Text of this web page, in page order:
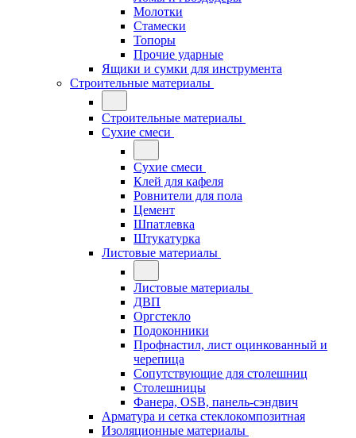
Молотки
Стамески
Топоры
Прочие ударные
Ящики и сумки для инструмента
Строительные материалы
Строительные материалы
Сухие смеси
Сухие смеси
Клей для кафеля
Ровнители для пола
Цемент
Шпатлевка
Штукатурка
Листовые материалы
Листовые материалы
ДВП
Оргстекло
Подоконники
Профнастил, лист оцинкованный и
черепица
Сопутствующие для столешниц
Столешницы
Фанера, OSB, панель-сэндвич
Арматура и сетка стеклокомпозитная
Изоляционные материалы